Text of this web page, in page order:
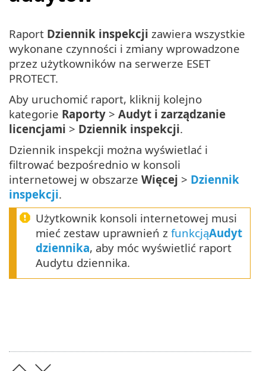
Raport Dziennik inspekcji zawiera wszystkie
wykonane czynności i zmiany wprowadzone
przez użytkowników na serwerze ESET
PROTECT.
Aby uruchomić raport, kliknij kolejno
kategorie Raporty > Audyt i zarządzanie
licencjami > Dziennik inspekcji.
Dziennik inspekcji można wyświetlać i
filtrować bezpośrednio w konsoli
internetowej w obszarze Więcej > Dziennik
inspekcji.
Użytkownik konsoli internetowej musi
mieć zestaw uprawnień z funkcjąAudyt
dziennika, aby móc wyświetlić raport
Audytu dziennika.